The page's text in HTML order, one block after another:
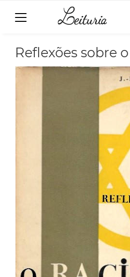
Reflexões sobre